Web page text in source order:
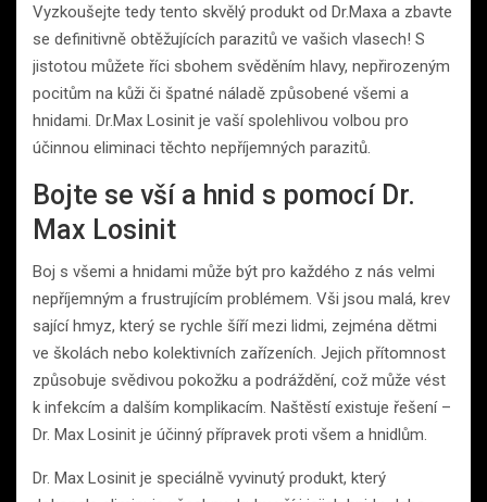
Vyzkoušejte tedy tento skvělý produkt od Dr.Maxa a zbavte
se definitivně obtěžujících parazitů ve vašich vlasech! S
jistotou můžete říci sbohem svěděním hlavy, nepřirozeným
pocitům na kůži či špatné náladě způsobené všemi a
hnidami. Dr.Max Losinit je vaší spolehlivou volbou pro
účinnou eliminaci těchto nepříjemných parazitů.
Bojte se vší a hnid s pomocí Dr.
Max Losinit
Boj s všemi a hnidami může být pro každého z nás velmi
nepříjemným a frustrujícím problémem. Vši jsou malá, krev
sající hmyz, který se rychle šíří mezi lidmi, zejména dětmi
ve školách nebo kolektivních zařízeních. Jejich přítomnost
způsobuje svědivou pokožku a podráždění, což může vést
k infekcím a dalším komplikacím. Naštěstí existuje řešení –
Dr. Max Losinit je účinný přípravek proti všem a hnidlům.
Dr. Max Losinit je speciálně vyvinutý produkt, který